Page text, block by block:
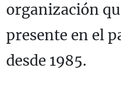
organización
presente en el
desde 1985.